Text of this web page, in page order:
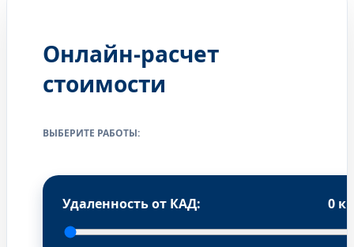
Онлайн-расчет
стоимости
ВЫБЕРИТЕ РАБОТЫ:
Удаленность от КАД: 0